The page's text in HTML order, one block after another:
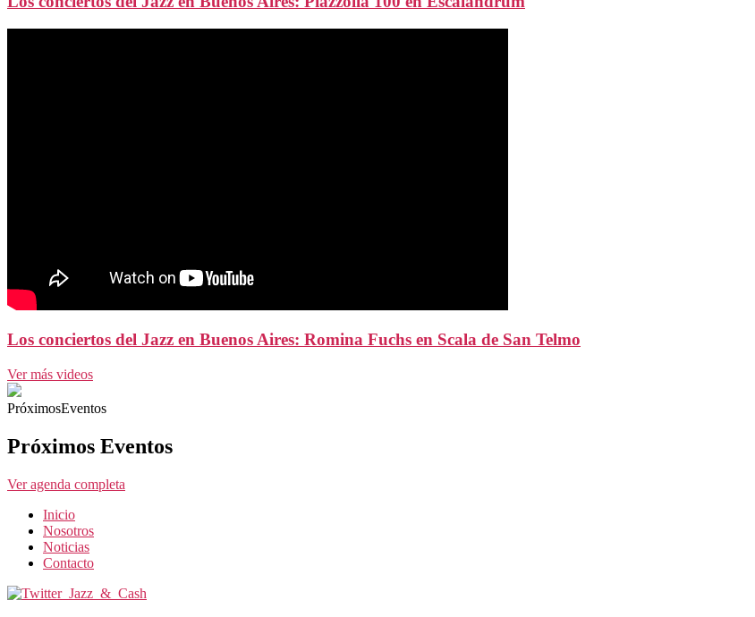
Los conciertos del Jazz en Buenos Aires: Romina Fuchs en Scala de San Telmo
Ver más videos
PróximosEventos
Próximos Eventos
Ver agenda completa
Inicio
Nosotros
Noticias
Contacto